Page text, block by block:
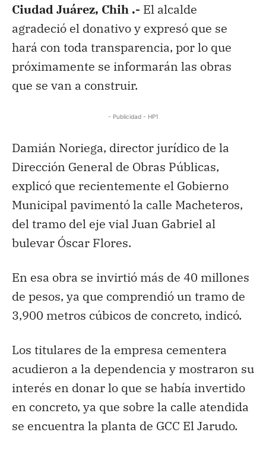
Ciudad Juárez, Chih .- El alcalde
agradeció el donativo y expresó que se
hará con toda transparencia, por lo que
próximamente se informarán las obras
que se van a construir.
- Publicidad - HP1
Damián Noriega, director jurídico de la
Dirección General de Obras Públicas,
explicó que recientemente el Gobierno
Municipal pavimentó la calle Macheteros,
del tramo del eje vial Juan Gabriel al
bulevar Óscar Flores.
En esa obra se invirtió más de 40 millones
de pesos, ya que comprendió un tramo de
3,900 metros cúbicos de concreto, indicó.
Los titulares de la empresa cementera
acudieron a la dependencia y mostraron su
interés en donar lo que se había invertido
en concreto, ya que sobre la calle atendida
se encuentra la planta de GCC El Jarudo.